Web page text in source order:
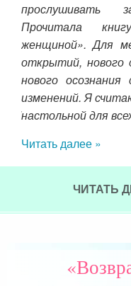
прослушивать
Прочитала
женщиной». Для
открытий, нового
нового
изменений. Я
настольной для
Читать далее »
ЧИТАТЬ